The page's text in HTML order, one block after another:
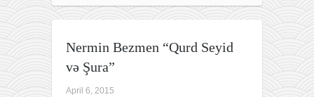
Nermin Bezmen “Qurd Seyid
və Şura”
April 6, 2015